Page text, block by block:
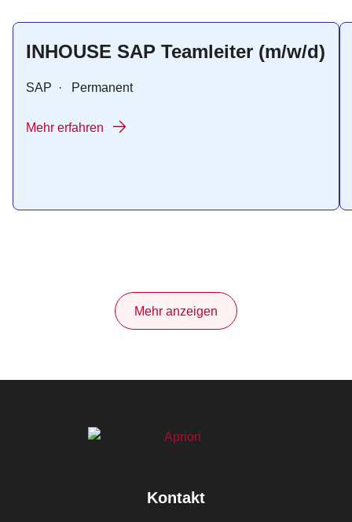
INHOUSE SAP Teamleiter (m/w/d)
SAP · Permanent
Mehr erfahren
Mehr anzeigen
Kontakt